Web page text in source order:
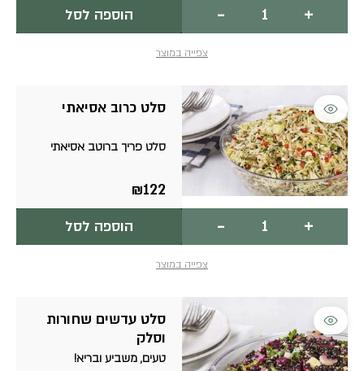
-
סלט
אטריות
וויאטנמי
+ הוספה לסל
צפייה במוצר
סלט כרוב אסיאתי
סלט פריך ברוטב אסיאתי
₪122
-
סלט
כרוב
אסיאתי
+ הוספה לסל
צפייה במוצר
סלט עדשים שחורות
וסלק
טעים, משביע ובריא!
למוצר
יש
מספר